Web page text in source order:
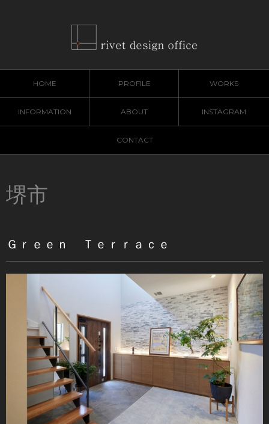
HOME PROFILE WORKS
INFORMATION ABOUT INSTAGRAM
CONTACT
堺市
Ｇｒｅｅｎ Ｔｅｒｒａｃｅ